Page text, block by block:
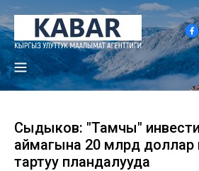
Сыдыков: "Тамчы"
аймагына 20 млрд доллар
тартуу пландалууда